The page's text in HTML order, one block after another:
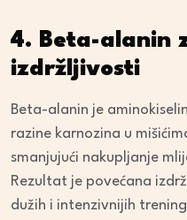
4. Beta-alanin
izdržljivosti
Beta-alanin je
razine karnozina u
smanjujući nakupljanje
Rezultat je povećana
dužih i intenzivnijih